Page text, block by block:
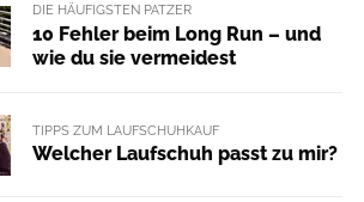
DIE HÄUFIGSTEN PATZER
10 Fehler beim Long Run – und
wie du sie vermeidest
TIPPS ZUM LAUFSCHUHKAUF
Welcher Laufschuh passt zu mir?